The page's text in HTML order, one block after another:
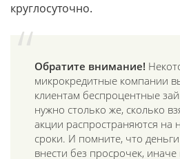
круглосуточно.
Обратите внимание!
микрокредитные компании
клиентам беспроцентные
нужно столько же, сколько
акции распространяются
сроки. И помните, что
внести без просрочек,